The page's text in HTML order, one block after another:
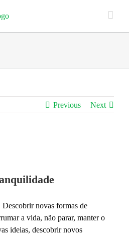
Previous Next
novas formas de
a vida, não parar, manter o
ideias, descobrir novos